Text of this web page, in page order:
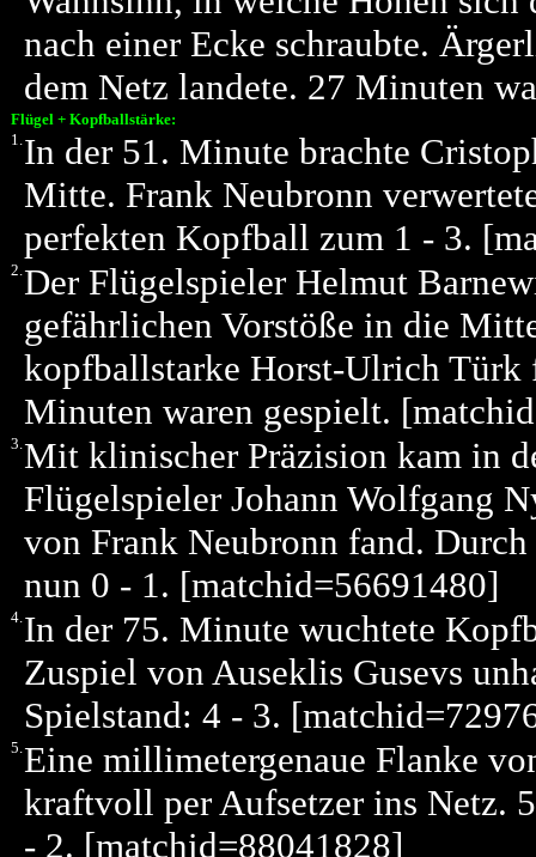
nach einer Ecke schraubte.
dem Netz landete. 27 Minuten
Flügel + Kopfballstärke:
1.In der 51. Minute brachte
Mitte. Frank Neubronn
perfekten Kopfball zum 1 - 3.
2.Der Flügelspieler Helmut
gefährlichen Vorstöße in die
kopfballstarke Horst-Ulrich
Minuten waren gespielt.
3.Mit klinischer Präzision kam in
Flügelspieler Johann Wolfgang
von Frank Neubronn fand.
nun 0 - 1. [matchid=56691480]
4.In der 75. Minute wuchtete
Zuspiel von Auseklis Gusevs
Spielstand: 4 - 3.
5.Eine millimetergenaue Flanke
kraftvoll per Aufsetzer ins Netz.
- 2. [matchid=88041828]